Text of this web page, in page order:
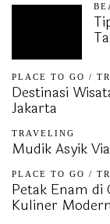
PLACE TO GO /
Destinasi
Jakarta
TRAVELING
Mudik Asyik
PLACE TO GO /
Petak Enam di
Kuliner